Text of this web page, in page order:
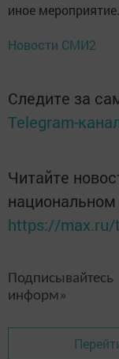
иное мероприятие.
Новости СМИ2
Следите за
Telegram-
Читайте
https://max.ru/
информ»